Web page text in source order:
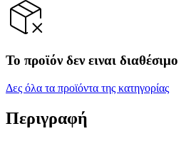
Το προϊόν δεν ειναι διαθέσιμο
Δες όλα τα προϊόντα της κατηγορίας
Περιγραφή